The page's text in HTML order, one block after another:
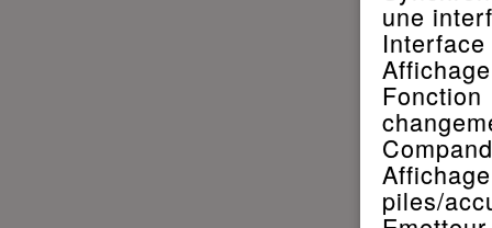
une
piles/